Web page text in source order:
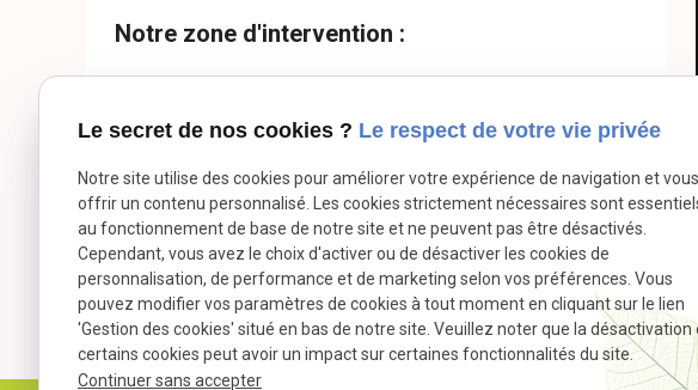
Notre zone d'intervention :
Challans
La Garnache
Saint-Jean-de-Monts
Soullans
Noirmoutier
Beauvoir
La Barre-de-monts
Le secret de nos cookies ? Le respect de votre vie privée
Notre site utilise des cookies pour améliorer votre expérience de navigation et vous
offrir un contenu personnalisé. Les cookies strictement nécessaires sont
au fonctionnement de base de notre site et ne peuvent pas être désactivés.
Cependant, vous avez le choix d'activer ou de désactiver les cookies de
personnalisation, de performance et de marketing selon vos préférences. Vous
pouvez modifier vos paramètres de cookies à tout moment en cliquant sur le lien
'Gestion des cookies' situé en bas de notre site. Veuillez noter que la désactivation
certains cookies peut avoir un impact sur certaines fonctionnalités du site.
Continuer sans accepter